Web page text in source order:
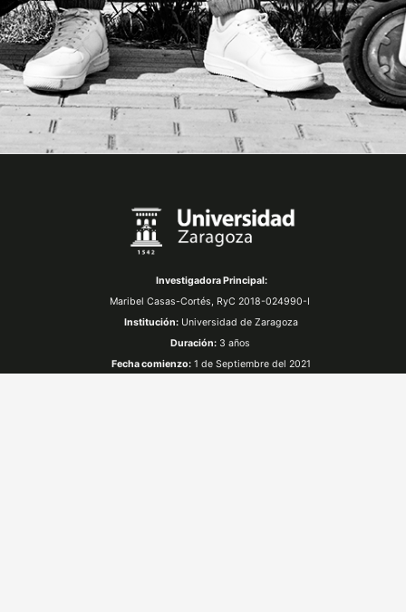
Investigadora Principal:
Maribel Casas-Cortés, RyC 2018-024990-I
Institución: Universidad de Zaragoza
Duración:3 años
Fecha comienzo: 1 de Septiembre del 2021